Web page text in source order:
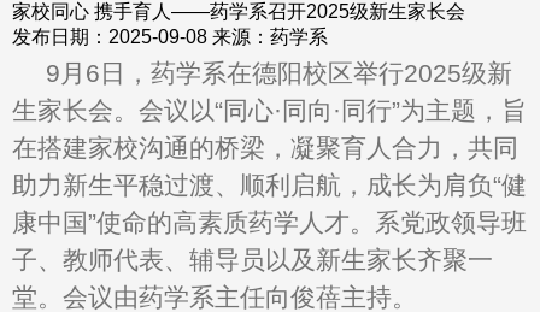
家校同心 携手育人——药学系召开2025级新生家长会
发布日期：2025-09-08 来源：药学系
9月6日，药学系在德阳校区举行2025级新
生家长会。会议以“同心·同向·同行”为主题，旨
在搭建家校沟通的桥梁，凝聚育人合力，共同
助力新生平稳过渡、顺利启航，成长为肩负“健
康中国”使命的高素质药学人才。系党政领导班
子、教师代表、辅导员以及新生家长齐聚一
堂。会议由药学系主任向俊蓓主持。